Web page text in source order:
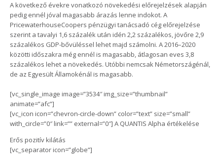
A következő évekre vonatkozó növekedési előrejelzések alapján
pedig ennél jóval magasabb árazás lenne indokot. A
PricewaterhouseCoopers pénzügyi tanácsadó cég előrejelzése
szerint a tavalyi 1,6 százalék után idén 2,2 százalékos, jövőre 2,9
százalékos GDP-bővüléssel lehet majd számolni. A 2016–2020
közötti időszakra még ennél is magasabb, átlagosan eves 3,8
százalékos lehet a növekedés. Utóbbi nemcsak Németországénál,
de az Egyesült Államokénál is magasabb.
[vc_single_image image=”3534″ img_size=”thumbnail”
animate=”afc”]
[vc_icon icon=”chevron-circle-down” color=”text” size=”small”
with_circle=”0″ link=”” external=”0″] A QUANTIS Alpha értékelése
Erős pozitív kilátás
[vc_separator icon=”globe”]